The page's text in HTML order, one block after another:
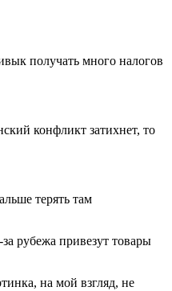
получать много налогов
конфликт затихнет, то
терять там
рубежа привезут товары
на мой взгляд, не